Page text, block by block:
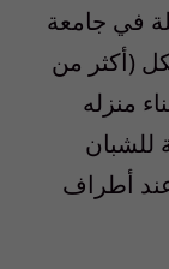
في جامعة
600 ألف شيكل (أكثر من
منزله
للشبان
أطراف